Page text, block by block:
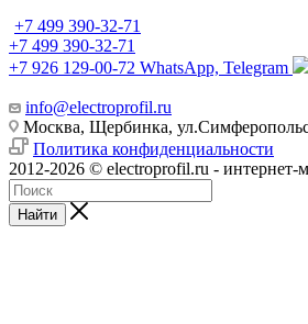
+7 499 390-32-71
+7 499 390-32-71
+7 926 129-00-72 WhatsApp, Telegram
info@electroprofil.ru
Москва, Щербинка,
Политика конфиденциальности
2012-2026 © electroprofil.ru - интернет-
Найти